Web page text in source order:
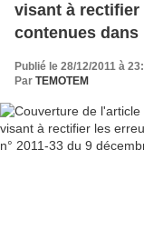
visant à
contenues dans
décembre 2011
Publié le 28/12/2011 à
Par TEMOTEM